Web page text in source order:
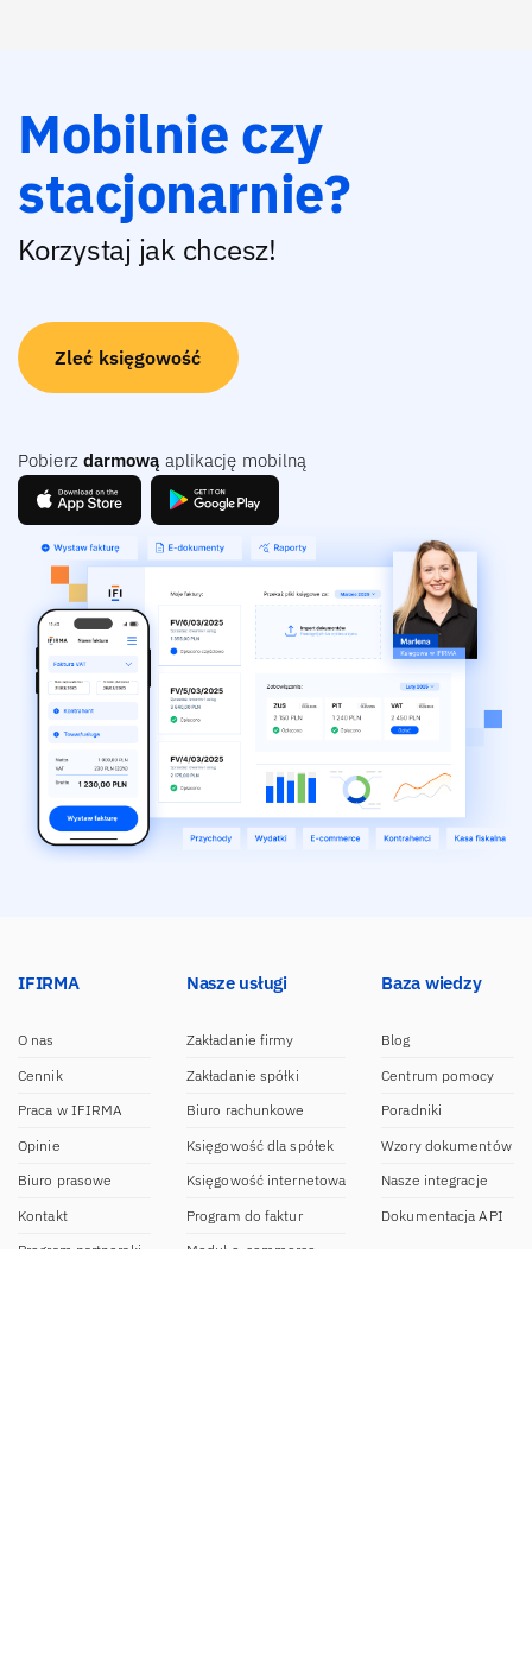
Mobilnie czy
stacjonarnie?
Korzystaj jak chcesz!
Zleć księgowość
Pobierz darmową aplikację mobilną
IFIRMA
O nas
Cennik
Praca w IFIRMA
Opinie
Biuro prasowe
Kontakt
Program partnerski
Nasze usługi
Zakładanie firmy
Zakładanie spółki
Biuro rachunkowe
Księgowość dla spółek
Księgowość internetowa
Program do faktur
Moduł e-commerce
Baza wiedzy
Blog
Centrum pomocy
Poradniki
Wzory dokumentów
Nasze integracje
Dokumentacja API